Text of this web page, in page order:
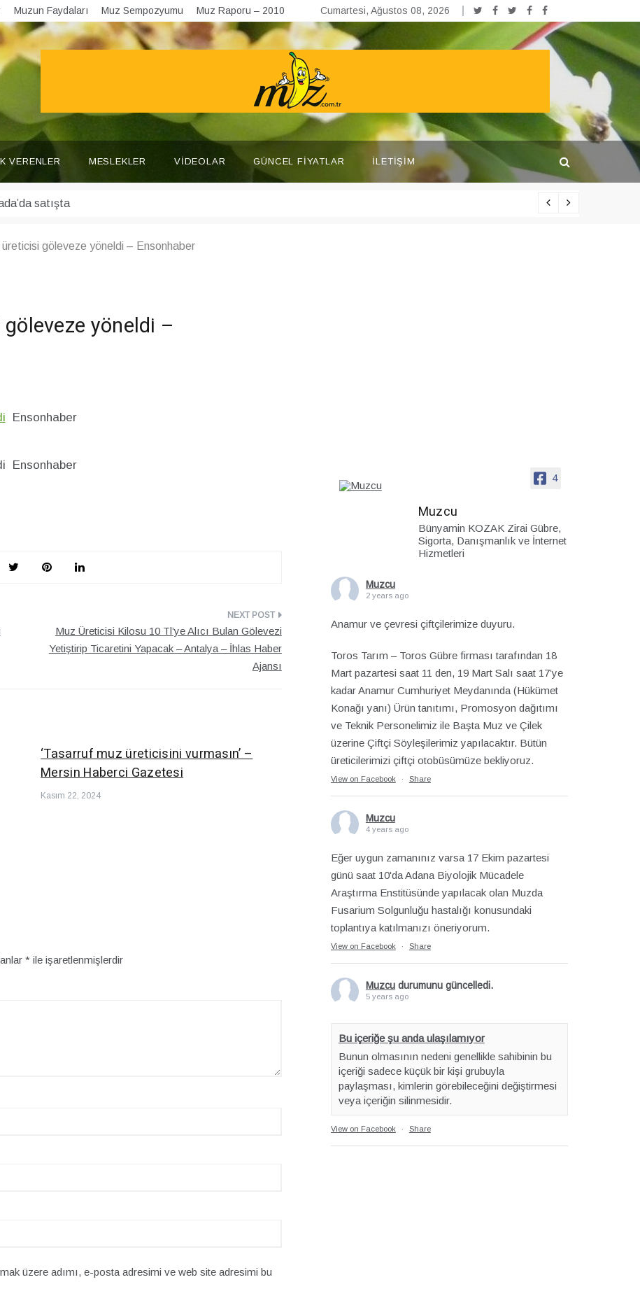
Muzun Faydaları Muz Sempozyumu Muz Raporu – 2010 Cumartesi, Ağustos 08, 2026
VERENLER MESLEKLER VIDEOLAR GÜNCEL FIYATLAR İLETIŞIM
üreticisi göleveze yöneldi – Ensonhaber
yöneldi –
Ensonhaber
Ensonhaber
Muz Üreticisi Kilosu 10 Tl’ye Alıcı Bulan Gölevezi
Yetiştirip Ticaretini Yapacak – Antalya – İhlas Haber
Ajansı
‘Tasarruf muz üreticisini vurmasın’ –
Mersin Haberci Gazetesi
Kasım 22, 2024
* ile işaretlenmişlerdir
üzere adımı, e-posta adresimi ve web site adresimi bu
4
Muzcu
Bünyamin KOZAK Zirai Gübre,
Sigorta, Danışmanlık ve İnternet
Hizmetleri
Muzcu
2 years ago
Anamur ve çevresi çiftçilerimize duyuru.
Toros Tarım – Toros Gübre firması tarafından 18
Mart pazartesi saat 11 den, 19 Mart Salı saat 17’ye
kadar Anamur Cumhuriyet Meydanında (Hükümet
Konağı yanı) Ürün tanıtımı, Promosyon dağıtımı
ve Teknik Personelimiz ile Başta Muz ve Çilek
üzerine Çiftçi Söyleşilerimiz yapılacaktır. Bütün
üreticilerimizi çiftçi otobüsümüze bekliyoruz.
View on Facebook · Share
Muzcu
4 years ago
Eğer uygun zamanınız varsa 17 Ekim pazartesi
günü saat 10'da Adana Biyolojik Mücadele
Araştırma Enstitüsünde yapılacak olan Muzda
Fusarium Solgunluğu hastalığı konusundaki
toplantıya katılmanızı öneriyorum.
View on Facebook · Share
Muzcu durumunu güncelledi.
5 years ago
Bu içeriğe şu anda ulaşılamıyor
Bunun olmasının nedeni genellikle sahibinin bu
içeriği sadece küçük bir kişi grubuyla
paylaşması, kimlerin görebileceğini değiştirmesi
veya içeriğin silinmesidir.
View on Facebook · Share